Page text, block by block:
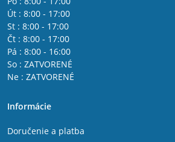
Út : 8:00 - 17:00
St : 8:00 - 17:00
Čt : 8:00 - 17:00
Pá : 8:00 - 16:00
So : ZATVORENÉ
Ne : ZATVORENÉ
Informácie
Doručenie a platba